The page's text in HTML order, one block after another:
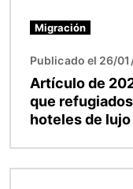
Migración
Publicado el 26/
Artículo de
que
hoteles de